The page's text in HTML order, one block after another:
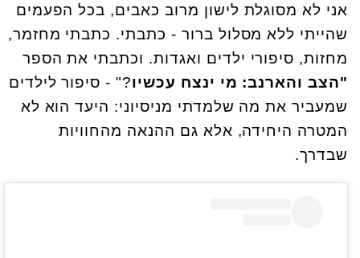
אני לא מסוגלת לישון מרוב כאבים, בכל הפעמים
שהייתי ללא מסלול ברור - כתבתי. כתבתי מחזמר,
מחזות, סיפורי ילדים ואגדות. וכתבתי את הספר
"הצב והארנב: מי ינצח עכשיו?" - סיפור לילדים
שמעביר את מה שלמדתי מניסיוני: היעד הוא לא
המטרה היחידה, אלא גם ההנאה מהחוויות
שבדרך.